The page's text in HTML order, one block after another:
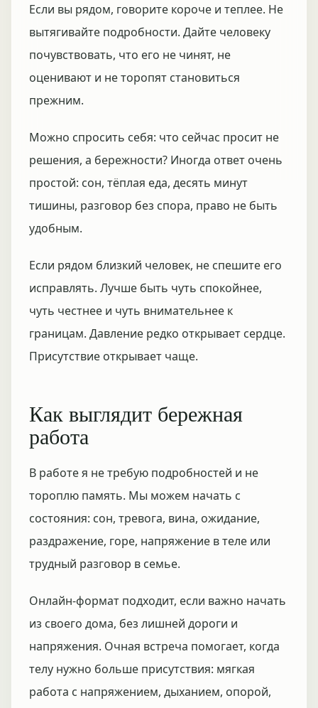
Если вы рядом, говорите короче и теплее. Не
вытягивайте подробности. Дайте человеку
почувствовать, что его не чинят, не
оценивают и не торопят становиться
прежним.
Можно спросить себя: что сейчас просит не
решения, а бережности? Иногда ответ очень
простой: сон, тёплая еда, десять минут
тишины, разговор без спора, право не быть
удобным.
Если рядом близкий человек, не спешите его
исправлять. Лучше быть чуть спокойнее,
чуть честнее и чуть внимательнее к
границам. Давление редко открывает сердце.
Присутствие открывает чаще.
Как выглядит бережная
работа
В работе я не требую подробностей и не
тороплю память. Мы можем начать с
состояния: сон, тревога, вина, ожидание,
раздражение, горе, напряжение в теле или
трудный разговор в семье.
Онлайн-формат подходит, если важно начать
из своего дома, без лишней дороги и
напряжения. Очная встреча помогает, когда
телу нужно больше присутствия: мягкая
работа с напряжением, дыханием, опорой,